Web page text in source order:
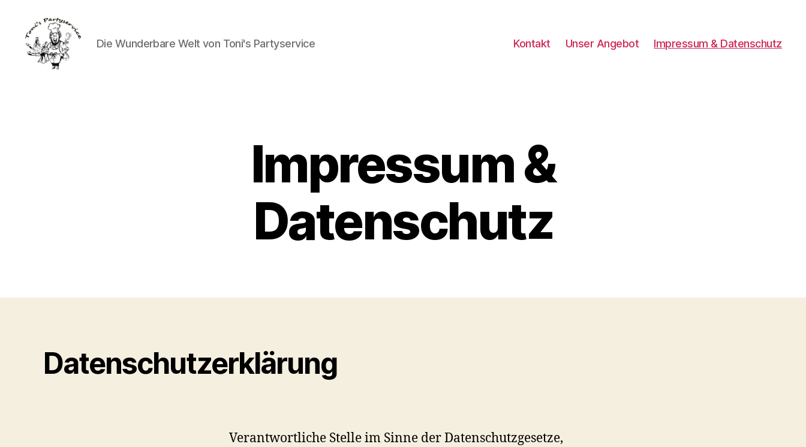
Die Wunderbare Welt von Toni's Partyservice Kontakt Unser Angebot Impressum & Datenschutz
Impressum &
Datenschutz
Datenschutzerklärung
Verantwortliche Stelle im Sinne der Datenschutzgesetze,